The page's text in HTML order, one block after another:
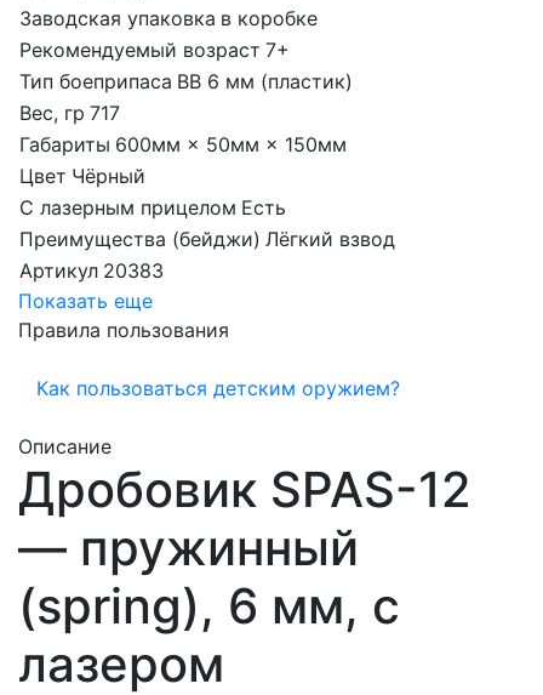
Заводская упаковка в коробке
Рекомендуемый возраст 7+
Тип боеприпаса BB 6 мм (пластик)
Вес, гр 717
Габариты 600мм × 50мм × 150мм
Цвет Чёрный
С лазерным прицелом Есть
Преимущества (бейджи) Лёгкий взвод
Артикул 20383
Показать еще
Правила пользования
Как пользоваться детским оружием?
Описание
Дробовик SPAS-12
— пружинный
(spring), 6 мм, с
лазером